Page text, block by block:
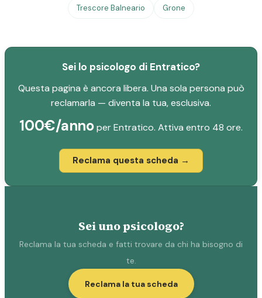
Trescore Balneario Grone
Sei lo psicologo di Entratico?
Questa pagina è ancora libera. Una sola persona può
reclamarla — diventa la tua, esclusiva.
100€/annoper Entratico. Attiva entro 48 ore.
Reclama questa scheda →
Sei uno psicologo?
Reclama la tua scheda e fatti trovare da chi ha bisogno di
te.
Reclama la tua scheda